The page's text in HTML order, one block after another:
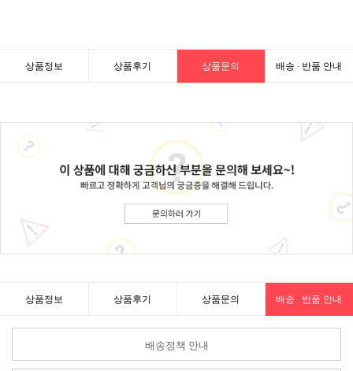
상품정보 상품후기 상품문의 배송 · 반품 안내
상품정보 상품후기 상품문의 배송 · 반품 안내
배송정책 안내